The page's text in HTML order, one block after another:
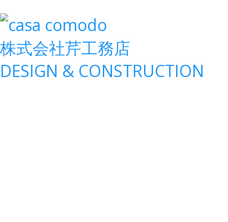
株式会社芹工務店
DESIGN & CONSTRUCTION